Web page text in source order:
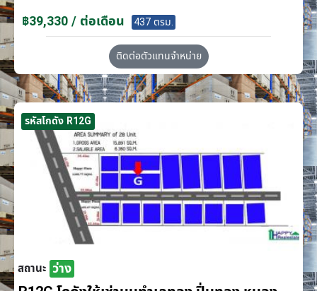
฿39,330 / ต่อเดือน 437 ตรม.
ติดต่อตัวแทนจำหน่าย
รหัสโกดัง R12G
สถานะ ว่าง